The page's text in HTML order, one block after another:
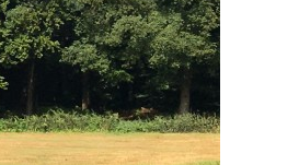
Actueel
Nieuws